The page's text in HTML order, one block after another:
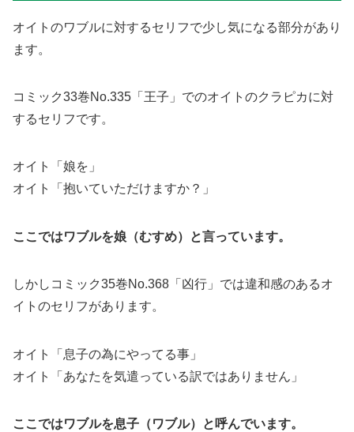
オイトのワブルに対するセリフで少し気になる部分があり
ます。
コミック33巻No.335「王子」でのオイトのクラピカに対
するセリフです。
オイト「娘を」
オイト「抱いていただけますか？」
ここではワブルを娘（むすめ）と言っています。
しかしコミック35巻No.368「凶行」では違和感のあるオ
イトのセリフがあります。
オイト「息子の為にやってる事」
オイト「あなたを気遣っている訳ではありません」
ここではワブルを息子（ワブル）と呼んでいます。